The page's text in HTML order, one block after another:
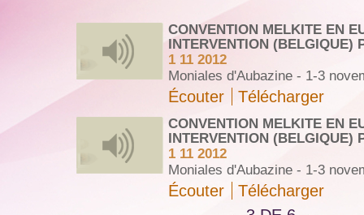
CONVENTION MELKITE EN
INTERVENTION (BELGIQUE)
1 11 2012
Moniales d'Aubazine - 1-3
Écouter Télécharger
CONVENTION MELKITE EN
INTERVENTION (BELGIQUE)
1 11 2012
Moniales d'Aubazine - 1-3
Écouter
Télécharger